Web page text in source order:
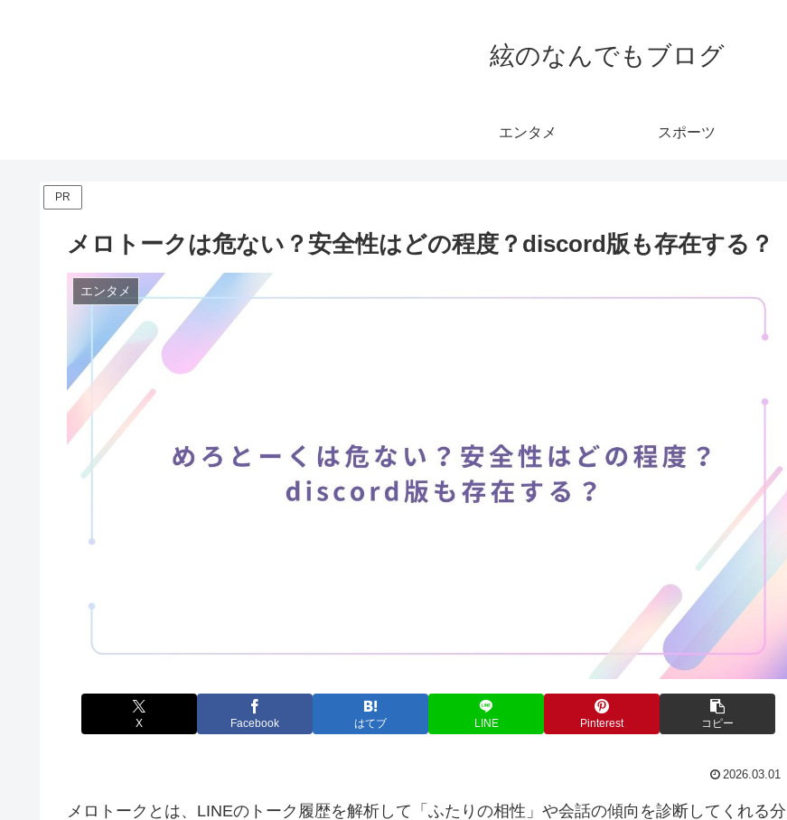
絃のなんでもブログ
エンタメ スポーツ
PR
メロトークは危ない？安全性はどの程度？discord版も存在する？
エンタメ
X Facebook はてブ LINE Pinterest コピー
2026.03.01
メロトークとは、LINEのトーク履歴を解析して「ふたりの相性」や会話の傾向を診断してくれる分